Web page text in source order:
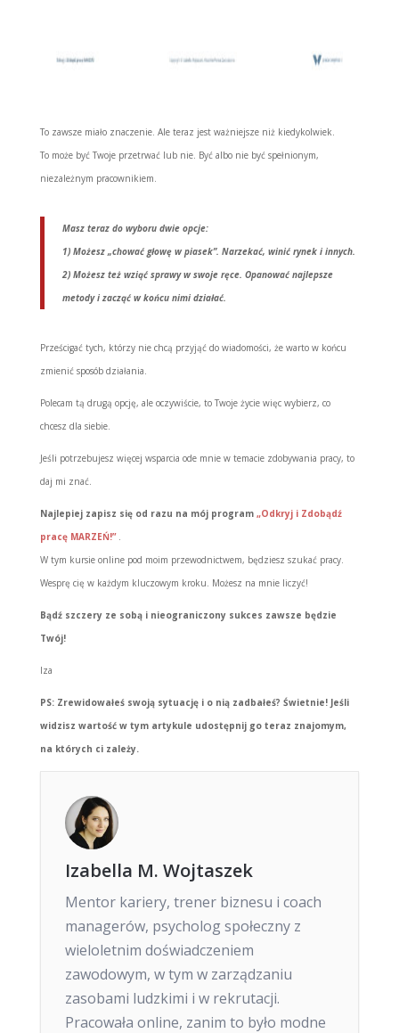
To zawsze miało znaczenie. Ale teraz jest ważniejsze niż kiedykolwiek.
To może być Twoje przetrwać lub nie. Być albo nie być spełnionym,
niezależnym pracownikiem.
Masz teraz do wyboru dwie opcje:
1) Możesz „chować głowę w piasek”. Narzekać, winić rynek i innych.
2) Możesz też wziąć sprawy w swoje ręce. Opanować najlepsze
metody i zacząć w końcu nimi działać.
Prześcigać tych, którzy nie chcą przyjąć do wiadomości, że warto w końcu
zmienić sposób działania.
Polecam tą drugą opcję, ale oczywiście, to Twoje życie więc wybierz, co
chcesz dla siebie.
Jeśli potrzebujesz więcej wsparcia ode mnie w temacie zdobywania pracy, to
daj mi znać.
Najlepiej zapisz się od razu na mój program „Odkryj i Zdobądź
pracę MARZEŃ!”
W tym kursie online pod moim przewodnictwem, będziesz szukać pracy.
Wesprę cię w każdym kluczowym kroku. Możesz na mnie liczyć!
Bądź szczery ze sobą i nieograniczony sukces zawsze będzie
Twój!
Iza
PS: Zrewidowałeś swoją sytuację i o nią zadbałeś? Świetnie! Jeśli
widzisz wartość w tym artykule udostępnij go teraz znajomym,
na których ci zależy.
Izabella M. Wojtaszek
Mentor kariery, trener biznesu i coach
managerów, psycholog społeczny z
wieloletnim doświadczeniem
zawodowym, w tym w zarządzaniu
zasobami ludzkimi i w rekrutacji.
Pracowała online, zanim to było modne